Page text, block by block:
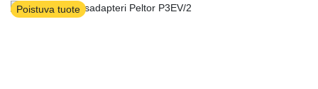
Poistuva tuote
Slide 1 of 1